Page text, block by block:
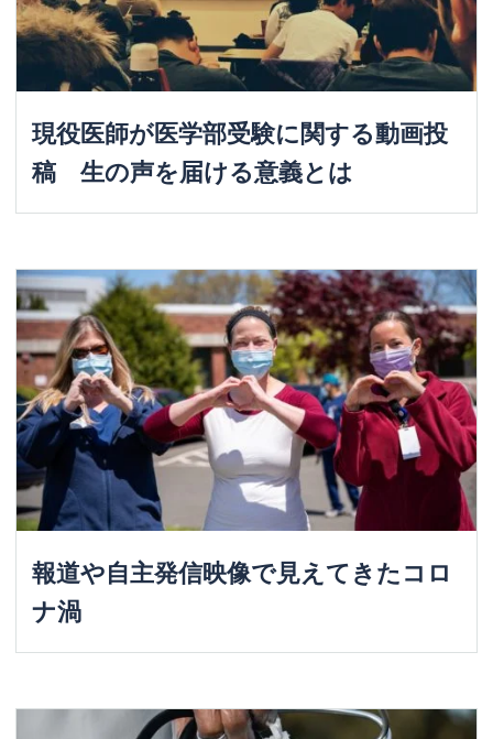
現役医師が医学部受験に関する動画投
稿 生の声を届ける意義とは
報道や自主発信映像で見えてきたコロ
ナ渦